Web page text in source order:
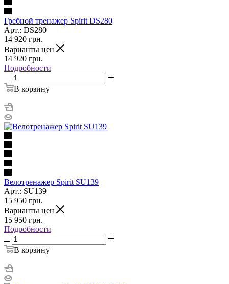
Гребной тренажер Spirit DS280
Арт.: DS280
14 920 грн.
Варианты цен
14 920 грн.
Подробности
В корзину
Велотренажер Spirit SU139
Арт.: SU139
15 950 грн.
Варианты цен
15 950 грн.
Подробности
В корзину